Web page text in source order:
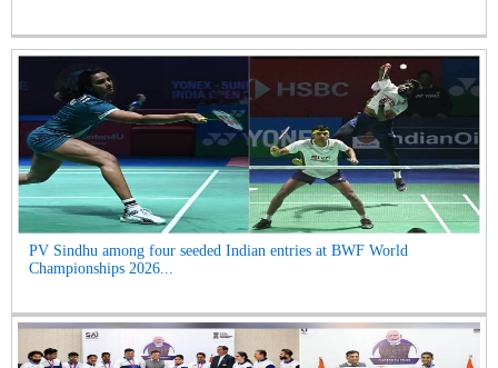
PV Sindhu among four seeded Indian entries at BWF World
Championships 2026...